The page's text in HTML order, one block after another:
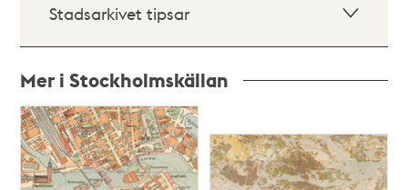
Stadsarkivet tipsar
Mer i Stockholmskällan
Relaterade
poster
och
teman